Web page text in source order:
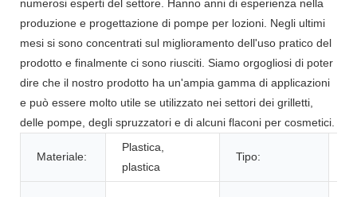
numerosi esperti del settore. Hanno anni di esperienza nella
produzione e progettazione di pompe per lozioni. Negli ultimi
mesi si sono concentrati sul miglioramento dell'uso pratico del
prodotto e finalmente ci sono riusciti. Siamo orgogliosi di poter
dire che il nostro prodotto ha un'ampia gamma di applicazioni
e può essere molto utile se utilizzato nei settori dei grilletti,
delle pompe, degli spruzzatori e di alcuni flaconi per cosmetici.
Materiale:
Plastica,
plastica
Tipo: